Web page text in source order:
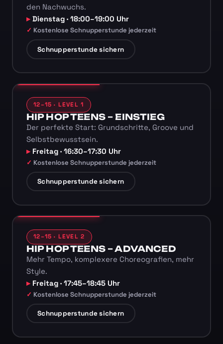
den Nachwuchs.
Dienstag · 18:00–19:00 Uhr
Kostenlose Schnupperstunde jederzeit
Schnupperstunde sichern
12–15 · LEVEL 1
HIP HOP TEENS – EINSTIEG
Der perfekte Start: Grundschritte, Groove und
Selbstbewusstsein.
Freitag · 16:30–17:30 Uhr
Kostenlose Schnupperstunde jederzeit
Schnupperstunde sichern
12–15 · LEVEL 2
HIP HOP TEENS – ADVANCED
Mehr Tempo, komplexere Choreografien, mehr
Style.
Freitag · 17:45–18:45 Uhr
Kostenlose Schnupperstunde jederzeit
Schnupperstunde sichern